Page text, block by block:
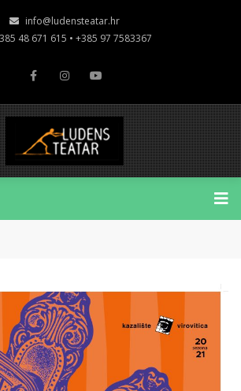
info@ludensteatar.hr
48 671 615 • +385 97 7583367